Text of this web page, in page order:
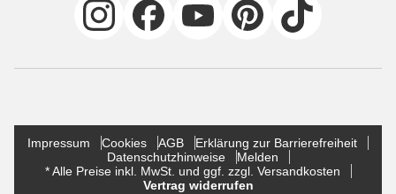
Impressum Cookies AGB
Erklärung zur Barrierefreiheit
Datenschutzhinweise
Melden
* Alle Preise inkl. MwSt. und ggf. zzgl. Versandkosten
Vertrag widerrufen